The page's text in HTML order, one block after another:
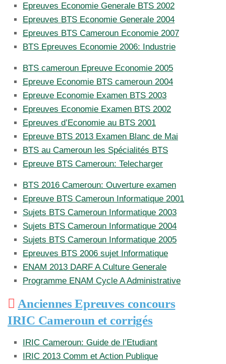
Epreuves Economie Generale BTS 2002
Epreuves BTS Economie Generale 2004
Epreuves BTS Cameroun Economie 2007
BTS Epreuves Economie 2006: Industrie
BTS cameroun Epreuve Economie 2005
Epreuve Economie BTS cameroun 2004
Epreuve Economie Examen BTS 2003
Epreuves Economie Examen BTS 2002
Epreuves d’Economie au BTS 2001
Epreuve BTS 2013 Examen Blanc de Mai
BTS au Cameroun les Spécialités BTS
Epreuve BTS Cameroun: Telecharger
BTS 2016 Cameroun: Ouverture examen
Epreuve BTS Cameroun Informatique 2001
Sujets BTS Cameroun Informatique 2003
Sujets BTS Cameroun Informatique 2004
Sujets BTS Cameroun Informatique 2005
Epreuves BTS 2006 sujet Informatique
ENAM 2013 DARF A Culture Generale
Programme ENAM Cycle A Administrative
Anciennes Epreuves concours
IRIC Cameroun et corrigés
IRIC Cameroun: Guide de l’Etudiant
IRIC 2013 Comm et Action Publique